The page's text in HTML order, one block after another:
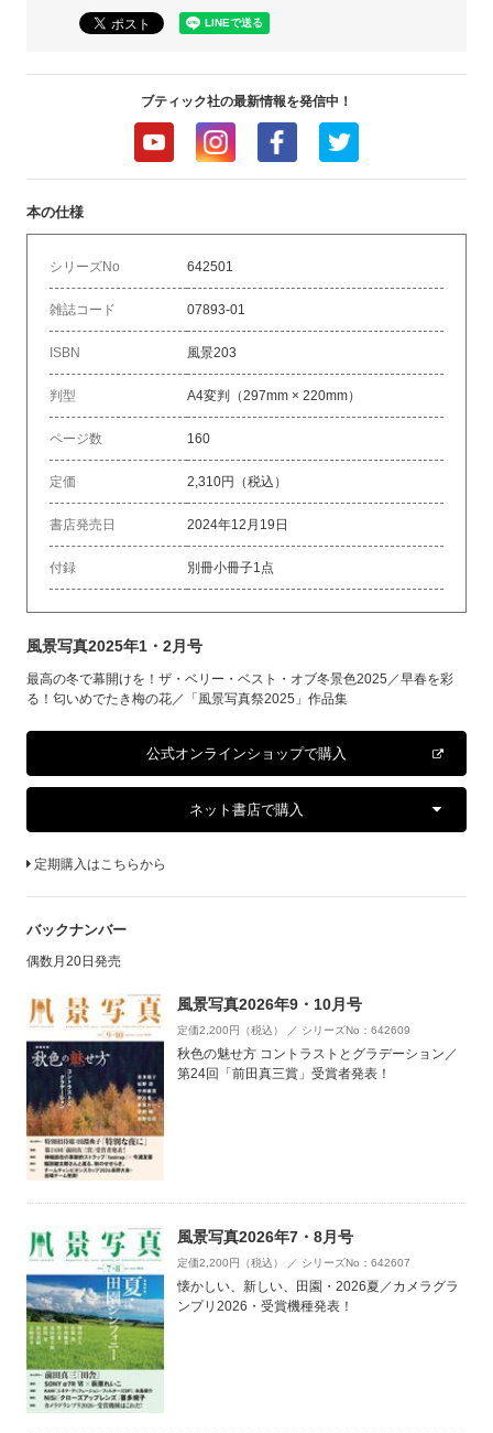
ブティック社の最新情報を発信中！
本の仕様
シリーズNo 642501
雑誌コード 07893-01
ISBN 風景203
判型 A4変判（297mm × 220mm）
ページ数 160
定価 2,310円（税込）
書店発売日 2024年12月19日
付録 別冊小冊子1点
風景写真2025年1・2月号
最高の冬で幕開けを！ザ・ベリー・ベスト・オブ冬景色2025／早春を彩
る！匂いめでたき梅の花／「風景写真祭2025」作品集
公式オンラインショップで購入
ネット書店で購入
定期購入はこちらから
バックナンバー
偶数月20日発売
風景写真2026年9・10月号
定価2,200円（税込） ／ シリーズNo：642609
秋色の魅せ方 コントラストとグラデーション／
第24回「前田真三賞」受賞者発表！
風景写真2026年7・8月号
定価2,200円（税込） ／ シリーズNo：642607
懐かしい、新しい、田園・2026夏／カメラグラ
ンプリ2026・受賞機種発表！